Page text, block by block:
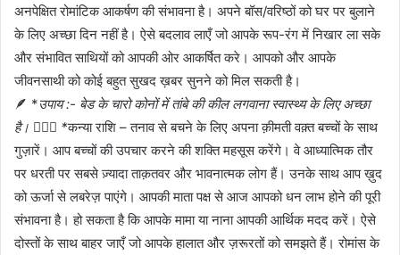
अनपेक्षित रोमांटिक आकर्षण की संभावना है। अपने बॉस/वरिष्ठों को घर पर बुलाने
के लिए अच्छा दिन नहीं है। ऐसे बदलाव लाएँ जो आपके रूप-रंग में निखार ला सके
और संभावित साथियों को आपकी ओर आकर्षित करे। आपको और आपके
जीवनसाथी को कोई बहुत सुखद ख़बर सुनने को मिल सकती है।
🪶 *उपाय :- बेड के चारो कोनों में तांबे की कील लगवाना स्वास्थ्य के लिए अच्छा
है। 👰🏻‍♀️ *कन्या राशि – तनाव से बचने के लिए अपना क़ीमती वक़्त बच्चों के साथ
गुज़ारें। आप बच्चों की उपचार करने की शक्ति महसूस करेंगे। वे आध्यात्मिक तौर
पर धरती पर सबसे ज़्यादा ताक़तवर और भावनात्मक लोग हैं। उनके साथ आप ख़ुद
को ऊर्जा से लबरेज़ पाएंगे। आपकी माता पक्ष से आज आपको धन लाभ होने की पूरी
संभावना है। हो सकता है कि आपके मामा या नाना आपकी आर्थिक मदद करें। ऐसे
दोस्तों के साथ बाहर जाएँ जो आपके हालात और ज़रूरतों को समझते हैं। रोमांस के